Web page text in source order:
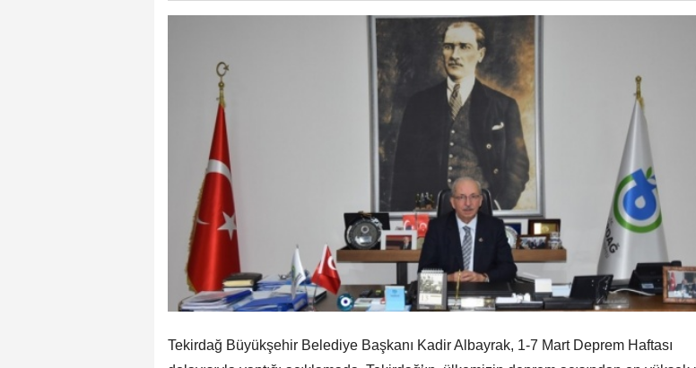
Tekirdağ Büyükşehir Belediye Başkanı Kadir Albayrak, 1-7 Mart Deprem Haftası